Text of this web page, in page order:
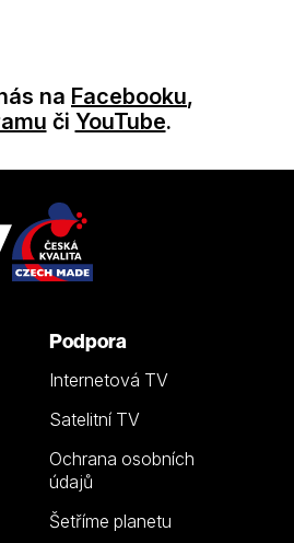
na Facebooku,
či YouTube.
Podpora
Internetová TV
Satelitní TV
Ochrana osobních
údajů
Šetříme planetu